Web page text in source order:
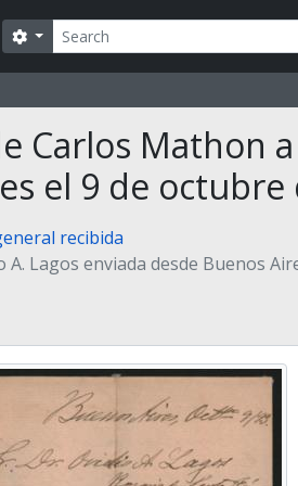
Search
Search options
Carlos Mathon
el 9 de octubre
recibida
Lagos enviada desde Buenos